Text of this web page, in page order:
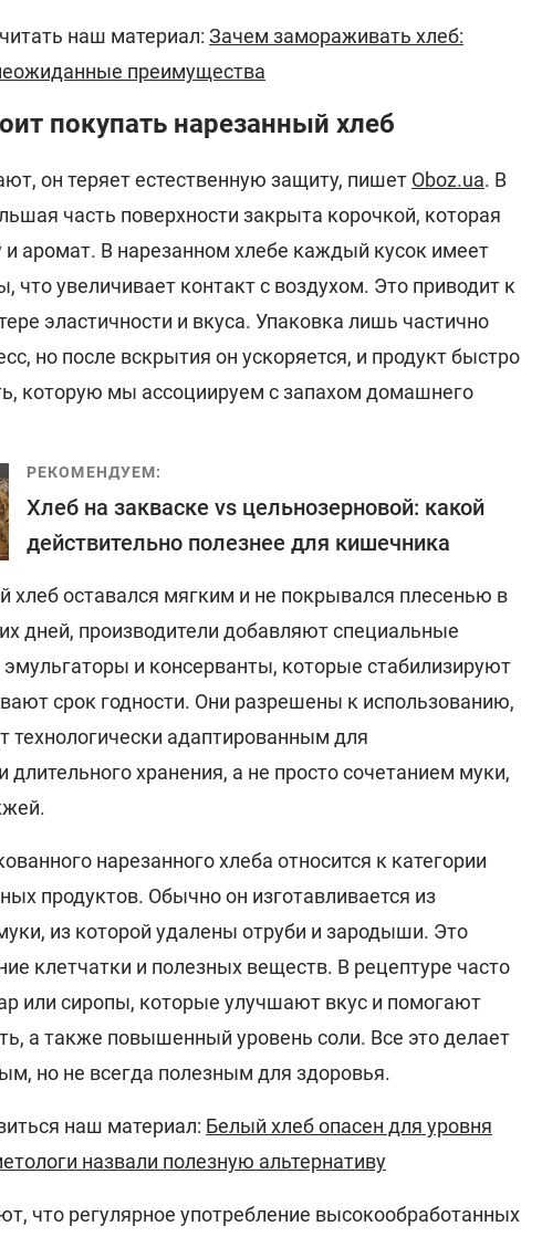
наш материал: Зачем замораживать хлеб:
преимущества
покупать нарезанный хлеб
он теряет естественную защиту, пишет Oboz.ua. В
часть поверхности закрыта корочкой, которая
и аромат. В нарезанном хлебе каждый кусок имеет
что увеличивает контакт с воздухом. Это приводит к
эластичности и вкуса. Упаковка лишь частично
но после вскрытия он ускоряется, и продукт быстро
которую мы ассоциируем с запахом домашнего
РЕКОМЕНДУЕМ:
Хлеб на закваске vs цельнозерновой: какой
действительно полезнее для кишечника
хлеб оставался мягким и не покрывался плесенью в
дней, производители добавляют специальные
и консерванты, которые стабилизируют
срок годности. Они разрешены к использованию,
технологически адаптированным для
длительного хранения, а не просто сочетанием муки,
нарезанного хлеба относится к категории
продуктов. Обычно он изготавливается из
из которой удалены отруби и зародыши. Это
клетчатки и полезных веществ. В рецептуре часто
или сиропы, которые улучшают вкус и помогают
а также повышенный уровень соли. Все это делает
но не всегда полезным для здоровья.
наш материал: Белый хлеб опасен для уровня
назвали полезную альтернативу
что регулярное употребление высокообработанных